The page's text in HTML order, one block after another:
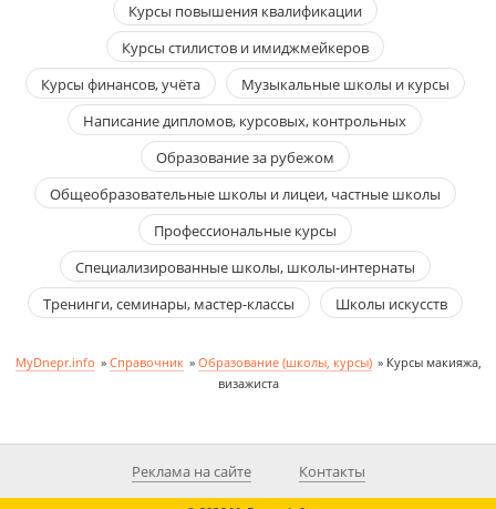
Курсы повышения квалификации
Курсы стилистов и имиджмейкеров
Курсы финансов, учёта
Музыкальные школы и курсы
Написание дипломов, курсовых, контрольных
Образование за рубежом
Общеобразовательные школы и лицеи, частные школы
Профессиональные курсы
Специализированные школы, школы-интернаты
Тренинги, семинары, мастер-классы
Школы искусств
MyDnepr.info » Справочник » Образование (школы, курсы) » Курсы макияжа,
визажиста
Реклама на сайте Контакты